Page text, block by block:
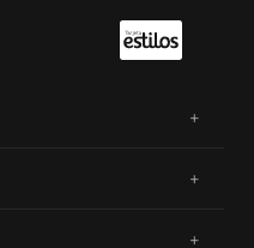
+
+
+